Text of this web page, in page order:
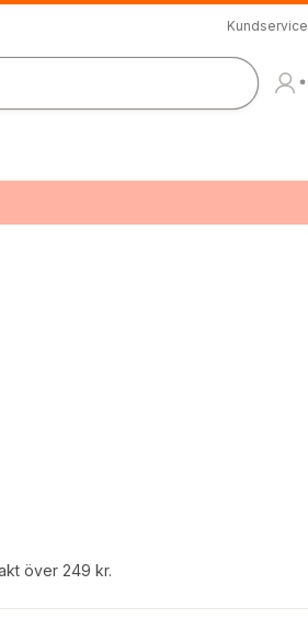
Kundservice
över 249 kr.